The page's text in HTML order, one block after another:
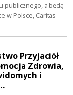
publicznego, a będą
w Polsce, Caritas
Przyjaciół
Zdrowia,
i